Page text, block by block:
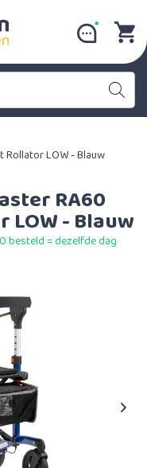
LOW - Blauw
RA60
- Blauw
besteld = dezelfde dag